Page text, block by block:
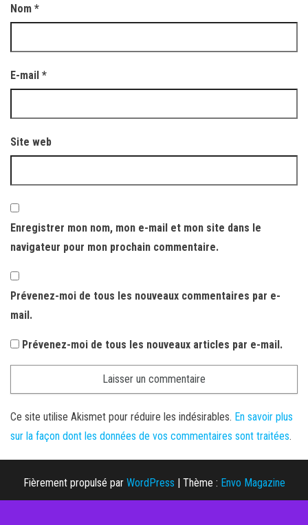
Nom *
E-mail *
Site web
Enregistrer mon nom, mon e-mail et mon site dans le
navigateur pour mon prochain commentaire.
Prévenez-moi de tous les nouveaux commentaires par e-
mail.
Prévenez-moi de tous les nouveaux articles par e-mail.
Ce site utilise Akismet pour réduire les indésirables. En savoir plus
sur la façon dont les données de vos commentaires sont traitées.
Fièrement propulsé par WordPress | Thème : Envo Magazine